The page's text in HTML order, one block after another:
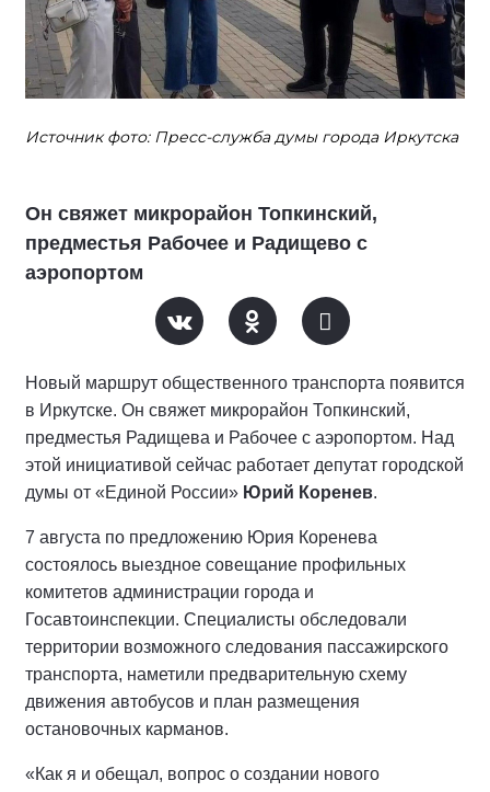
Источник фото: Пресс-служба думы города Иркутска
Он свяжет микрорайон Топкинский,
предместья Рабочее и Радищево с
аэропортом
Новый маршрут общественного транспорта появится
в Иркутске. Он свяжет микрорайон Топкинский,
предместья Радищева и Рабочее с аэропортом. Над
этой инициативой сейчас работает депутат городской
думы от «Единой России» Юрий Коренев.
7 августа по предложению Юрия Коренева
состоялось выездное совещание профильных
комитетов администрации города и
Госавтоинспекции. Специалисты обследовали
территории возможного следования пассажирского
транспорта, наметили предварительную схему
движения автобусов и план размещения
остановочных карманов.
«Как я и обещал, вопрос о создании нового